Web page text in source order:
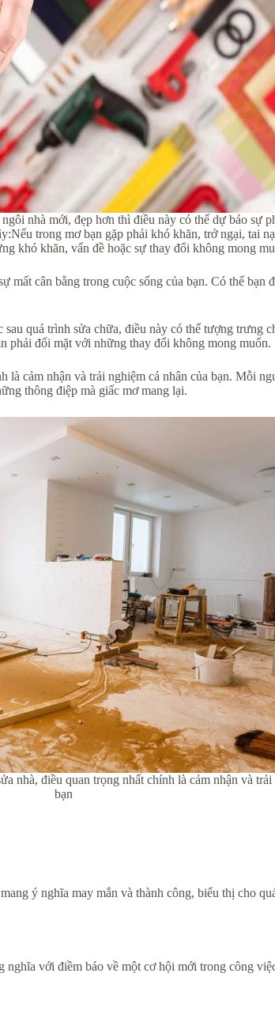
nhà mới, đẹp hơn thì điều này có thể dự báo sự
trong mơ bạn gặp phải khó khăn, trở ngại, tai
khó khăn, vấn đề hoặc sự thay đổi không mong
cân bằng trong cuộc sống của bạn. Có thể
quá trình sửa chữa, điều này có thể tượng trưng
phải đối mặt với những thay đổi không mong muốn.
cảm nhận và trải nghiệm cá nhân của bạn. Mỗi
thông điệp mà giấc mơ mang lại.
nhà, điều quan trọng nhất chính là cảm nhận và trải
bạn
ý nghĩa may mắn và thành công, biểu thị cho
với điềm báo về một cơ hội mới trong công